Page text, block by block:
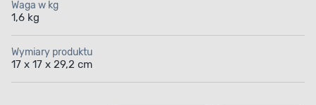
Waga w kg
1,6 kg
Wymiary produktu
17 x 17 x 29,2 cm